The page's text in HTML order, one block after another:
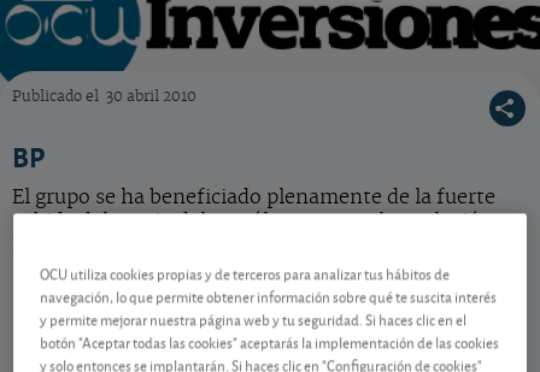
Publicado el 30 abril 2010
BP
El grupo se ha beneficiado plenamente de la fuerte
subida del precio del petróleo, aunque la explosión en
así, acción barata.
Contenido reservado a SOCIOS
OCU utiliza cookies propias y de terceros para analizar tus hábitos de
navegación, lo que permite obtener información sobre qué te suscita interés
y permite mejorar nuestra página web y tu seguridad. Si haces clic en el
botón "Aceptar todas las cookies" aceptarás la implementación de las cookies
y solo entonces se implantarán. Si haces clic en "Configuración de cookies"